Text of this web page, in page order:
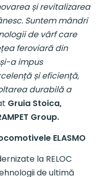
și revitalizarea
Suntem mândri
de vârf care
feroviară din
și-a impus
și eficiență,
durabilă a
Gruia Stoica,
Group.
ELASMO
la RELOC
de ultimă